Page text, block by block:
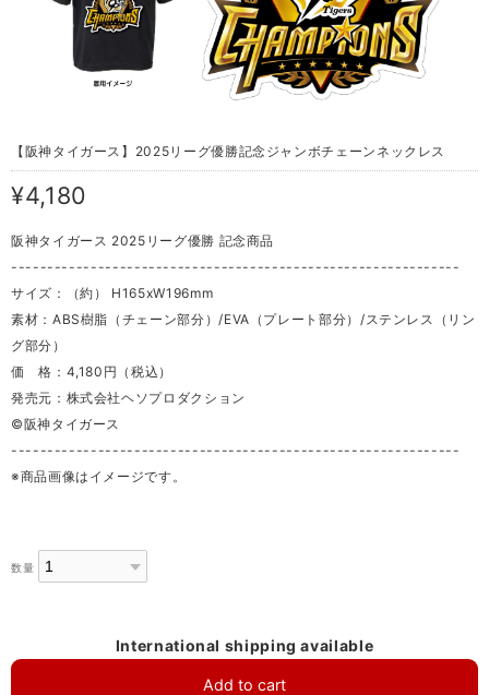
【阪神タイガース】2025リーグ優勝記念ジャンボチェーンネックレス
¥4,180
阪神タイガース 2025リーグ優勝 記念商品
--------------------------------------------------------------
サイズ：（約） H165xW196mm
素材：ABS樹脂（チェーン部分）/EVA（プレート部分）/ステンレス（リン
グ部分）
価 格：4,180円（税込）
発売元：株式会社ヘソプロダクション
©阪神タイガース
--------------------------------------------------------------
※商品画像はイメージです。
数量
International shipping available
Add to cart